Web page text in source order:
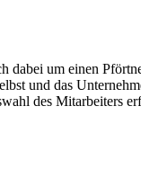
um einen
und das
des Mitarbeiters